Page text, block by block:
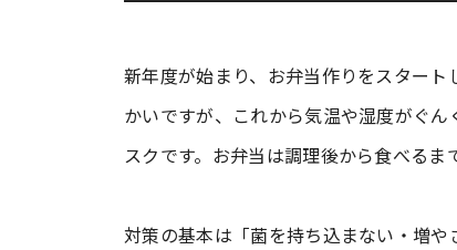
新年度が始まり、お弁当作りをスター
かいですが、これから気温や湿度がぐ
スクです。お弁当は調理後から食べるま
対策の基本は「菌を持ち込まない・増